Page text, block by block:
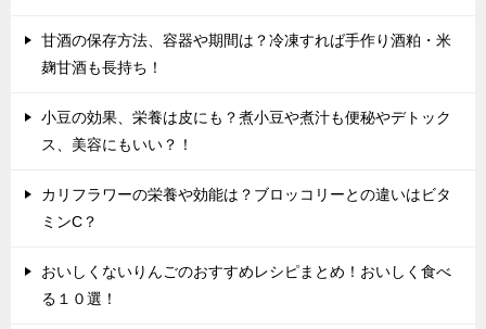
甘酒の保存方法、容器や期間は？冷凍すれば手作り酒粕・米
麹甘酒も長持ち！
小豆の効果、栄養は皮にも？煮小豆や煮汁も便秘やデトック
ス、美容にもいい？！
カリフラワーの栄養や効能は？ブロッコリーとの違いはビタ
ミンC？
おいしくないりんごのおすすめレシピまとめ！おいしく食べ
る１０選！